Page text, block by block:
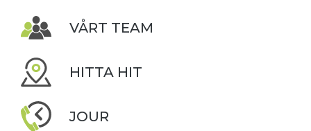
VÅRT TEAM
HITTA HIT
JOUR